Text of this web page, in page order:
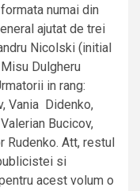
numai din
ajutat de trei
Nicolski (initial
Dulgheru
in rang:
Vania Didenko,
Bucicov,
Rudenko. Att, restul
si
acest volum o